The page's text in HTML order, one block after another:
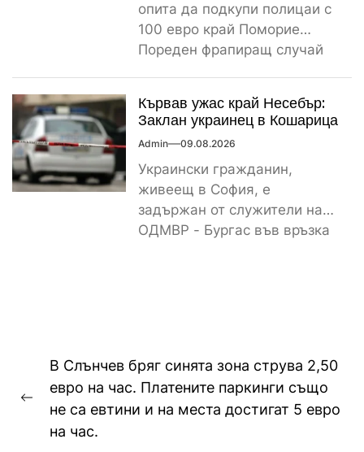
опита да подкупи полицаи с
100 евро край Поморие
Пореден фрапиращ случай
Кървав ужас край Несебър:
Заклан украинец в Кошарица
Admin 09.08.2026
Украински гражданин,
живеещ в София, е
задържан от служители на
ОДМВР - Бургас във връзка
Навигация
Previous
post:
В Слънчев бряг синята зона струва 2,50
евро на час. Платените паркинги също
не са евтини и на места достигат 5 евро
на час.